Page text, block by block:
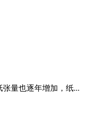
量也逐年增加，纸...